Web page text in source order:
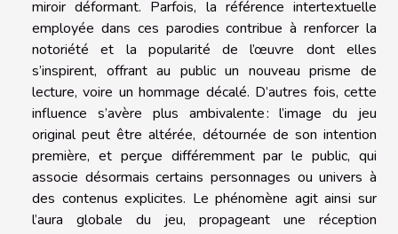
miroir déformant. Parfois, la référence intertextuelle
employée dans ces parodies contribue à renforcer la
notoriété et la popularité de l’œuvre dont elles
s’inspirent, offrant au public un nouveau prisme de
lecture, voire un hommage décalé. D’autres fois, cette
influence s’avère plus ambivalente : l’image du jeu
original peut être altérée, détournée de son intention
première, et perçue différemment par le public, qui
associe désormais certains personnages ou univers à
des contenus explicites. Le phénomène agit ainsi sur
l’aura globale du jeu, propageant une réception